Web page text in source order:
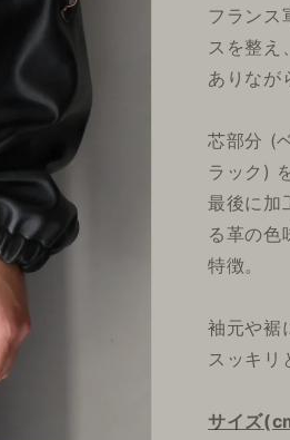
で
き
ま
せ
ん
フランス
スを整え
ありなが
芯部分 (
ラック)
最後に加
る革の色
特徴。
袖元や裾
スッキリ
サイズ